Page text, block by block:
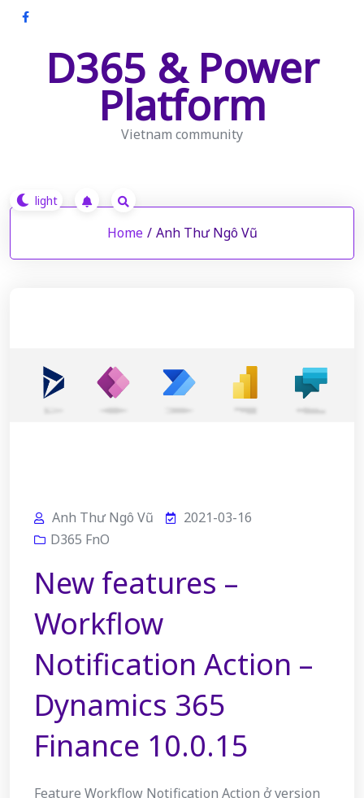
Skip
D365 & Power
Platform
Vietnam community
Home / Anh Thư Ngô Vũ
Anh Thư Ngô Vũ
2021-03-16
D365 FnO
New features –
Workflow
Notification Action –
Dynamics 365
Finance 10.0.15
Feature Workflow Notification Action ở version